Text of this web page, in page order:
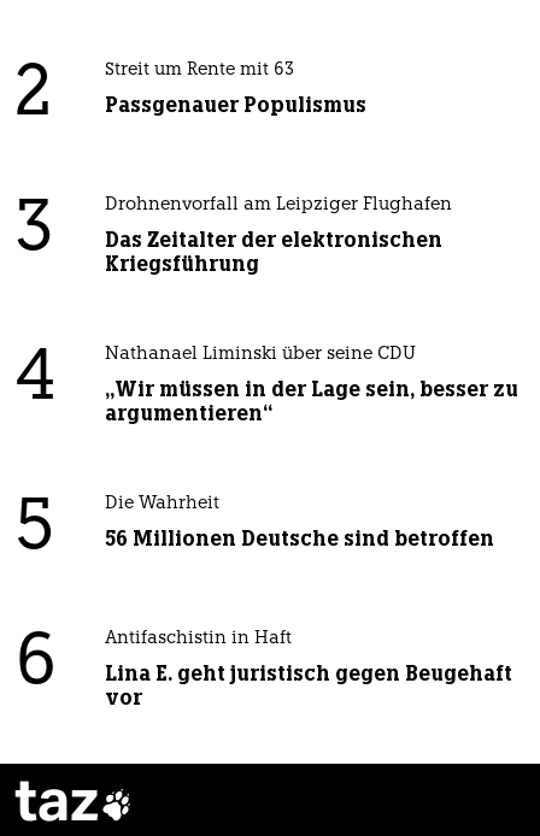
2 Streit um Rente mit 63
Passgenauer Populismus
3 Drohnenvorfall am Leipziger Flughafen
Das Zeitalter der elektronischen
Kriegsführung
4 Nathanael Liminski über seine CDU
„Wir müssen in der Lage sein, besser zu
argumentieren“
5 Die Wahrheit
56 Millionen Deutsche sind betroffen
6 Antifaschistin in Haft
Lina E. geht juristisch gegen Beugehaft
vor
taz